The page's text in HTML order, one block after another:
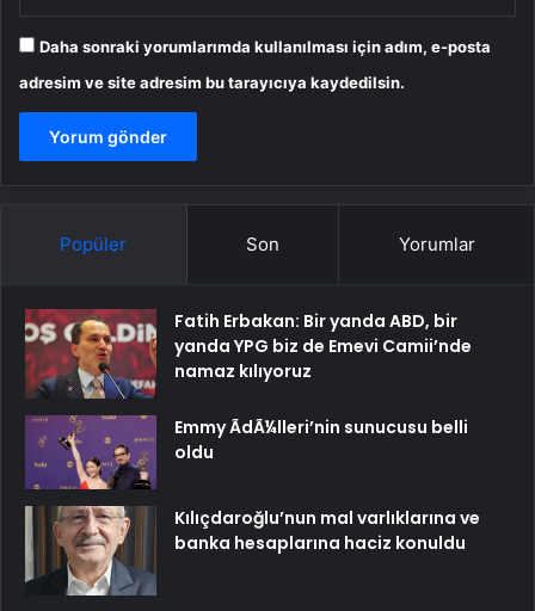
Daha sonraki yorumlarımda kullanılması için adım, e-posta
adresim ve site adresim bu tarayıcıya kaydedilsin.
Popüler Son Yorumlar
Fatih Erbakan: Bir yanda ABD, bir
yanda YPG biz de Emevi Camii’nde
namaz kılıyoruz
Emmy ÃdÃ¼lleri’nin sunucusu belli
oldu
Kılıçdaroğlu’nun mal varlıklarına ve
banka hesaplarına haciz konuldu